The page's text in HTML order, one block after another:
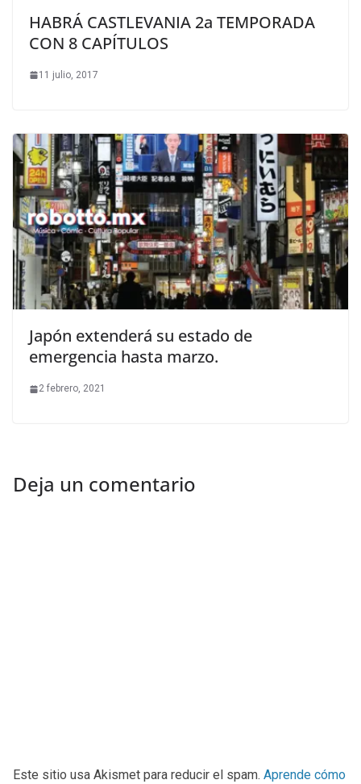
HABRÁ CASTLEVANIA 2a TEMPORADA
CON 8 CAPÍTULOS
11 julio, 2017
Japón extenderá su estado de
emergencia hasta marzo.
2 febrero, 2021
Deja un comentario
Este sitio usa Akismet para reducir el spam. Aprende cómo